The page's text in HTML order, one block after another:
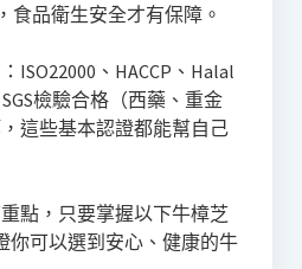
食品衛生安全才有保障。
ISO22000、HACCP、Halal
檢驗合格（西藥、重金
這些基本認證都能幫自己
點，只要掌握以下牛樟芝
你可以選到安心、健康的牛